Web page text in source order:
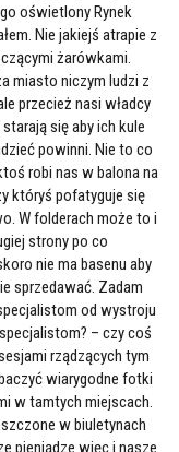
oświetlony Rynek
Nie jakiejś atrapie z
żarówkami.
miasto niczym ludzi z
przecież nasi władcy
się aby ich kule
powinni. Nie to co
robi nas w balona na
któryś pofatyguje się
W folderach może to i
strony po co
nie ma basenu aby
sprzedawać. Zadam
od wystroju
– czy coś
rządzących tym
wiarygodne fotki
w tamtych miejscach.
w biuletynach
pieniądze więc i nasze